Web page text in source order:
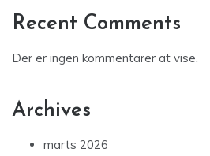
Recent Comments
Der er ingen kommentarer at vise.
Archives
marts 2026